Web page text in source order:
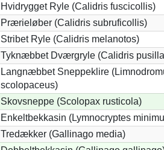
Hvidrygget Ryle (Calidris fuscicollis)
Prærieløber (Calidris subruficollis)
Stribet Ryle (Calidris melanotos)
Tyknæbbet Dværgryle (Calidris
Langnæbbet Sneppeklire
scolopaceus)
Skovsneppe (Scolopax rusticola)
Enkeltbekkasin (Lymnocryptes
Tredækker (Gallinago media)